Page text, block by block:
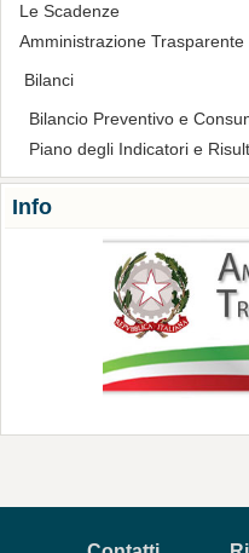
Le Scadenze
Amministrazione Trasparente
Bilanci
Bilancio Preventivo e
Piano degli Indicatori e
Info